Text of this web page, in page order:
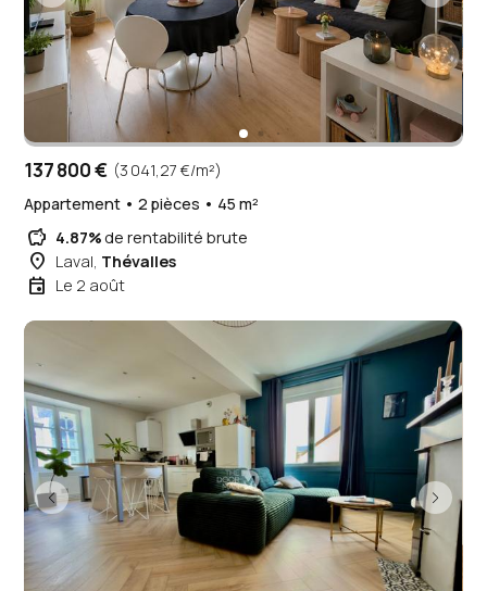
137 800 € (3 041,27 €/m²)
Appartement • 2 pièces • 45 m²
savings 4.87%de rentabilité brute
place Laval, Thévalles
event Le 2 août